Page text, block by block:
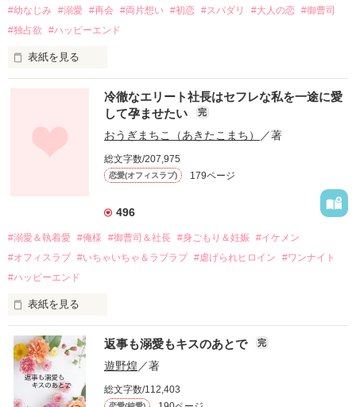
#幼なじみ #溺愛 #再会 #両片想い #初恋 #スパダリ #大人の恋 #御曹司
#独占欲
#ハッピーエンド
表紙を見る
幼なじみの哲平に淡い恋心を抱いていた美桜。
しかし、ある出来事をきっかけに二人の関係は壊れてしまう。
関係修復もできないまま、美桜は両親の離婚によって
引っ越すことになり、哲平とも離れ離れになった。
それから約十二年後。
過去の傷から、二度と会いたくないと思っていた哲平に
運命のような再会を果たす。
酔った勢いで一夜を共にしてしまった。
さらに、美桜が初めてだと知った哲平は
『責任をとる、結婚しよう』と真っ直ぐに告げてきた。
戸惑う美桜とは裏腹に、好きという気持ちを隠すことなく
甘やかしてくる。
そんなある日、哲平は美桜がストーカー被害に
遭っていることを知る。
冷徹なエリート社長はセフレな私を一途に愛
して孕ませたい
完
おうぎまちこ（あきたこまち） ／著
総文字数/207,975
恋愛(オフィスラブ) 179ページ
496
#溺愛＆執着愛 #俺様 #御曹司＆社長 #身ごもり＆妊娠 #イケメン
#オフィスラブ #いちゃいちゃ＆ラブラブ #虐げられヒロイン
#ワンナイト
#ハッピーエンド
表紙を見る
おかしな噂を流されて前の職場でうまくいかなかった梅田美
桜は、海外で傷心旅行をしていたところ、日本人美青年と出会
い、酒の勢いもあり一夜限りの関係となる。
帰国後、美桜は新しい職場でワンナイトした美青年と再会。
なんと彼の正体は、とある財閥御曹司にも関わらず、一族を離
返事も溺愛もキスのあとで 完
遊野煌／著
総文字数/112,403